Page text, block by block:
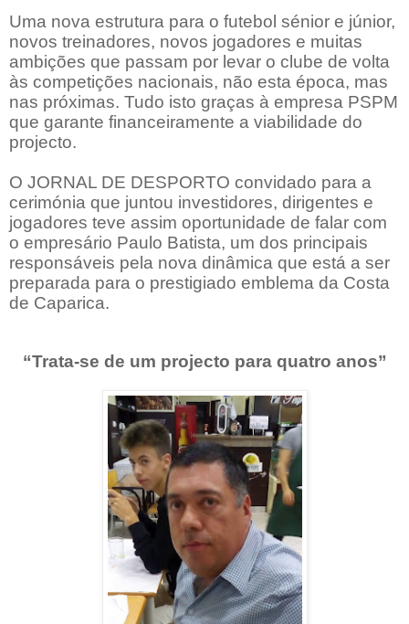
Uma nova estrutura para o futebol sénior e júnior,
novos treinadores, novos jogadores e muitas
ambições que passam por levar o clube de volta
às competições nacionais, não esta época, mas
nas próximas. Tudo isto graças à empresa PSPM
que garante financeiramente a viabilidade do
projecto.
O JORNAL DE DESPORTO convidado para a
cerimónia que juntou investidores, dirigentes e
jogadores teve assim oportunidade de falar com
o empresário Paulo Batista, um dos principais
responsáveis pela nova dinâmica que está a ser
preparada para o prestigiado emblema da Costa
de Caparica.
“Trata-se de um projecto para quatro anos”